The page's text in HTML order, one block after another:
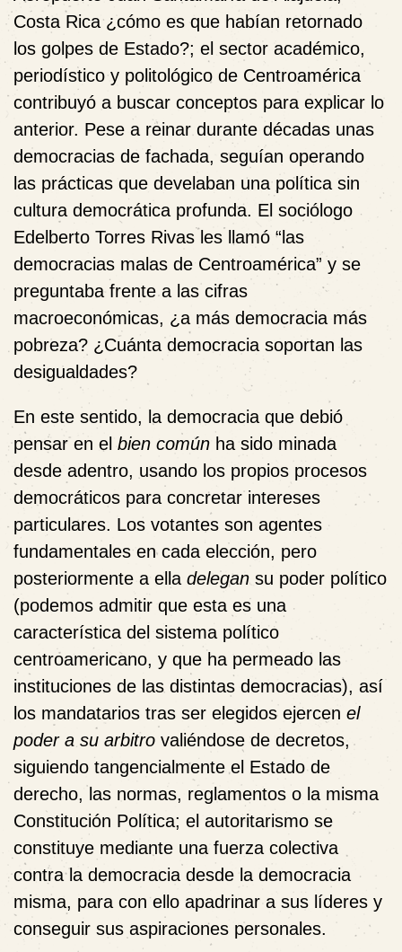
Costa Rica ¿cómo es que habían retornado
los golpes de Estado?; el sector académico,
periodístico y politológico de Centroamérica
contribuyó a buscar conceptos para explicar lo
anterior. Pese a reinar durante décadas unas
democracias de fachada, seguían operando
las prácticas que develaban una política sin
cultura democrática profunda. El sociólogo
Edelberto Torres Rivas les llamó “las
democracias malas de Centroamérica” y se
preguntaba frente a las cifras
macroeconómicas, ¿a más democracia más
pobreza? ¿Cuánta democracia soportan las
desigualdades?
En este sentido, la democracia que debió
pensar en el bien común ha sido minada
desde adentro, usando los propios procesos
democráticos para concretar intereses
particulares. Los votantes son agentes
fundamentales en cada elección, pero
posteriormente a ella delegan su poder político
(podemos admitir que esta es una
característica del sistema político
centroamericano, y que ha permeado las
instituciones de las distintas democracias), así
los mandatarios tras ser elegidos ejercen el
poder a su arbitro valiéndose de decretos,
siguiendo tangencialmente el Estado de
derecho, las normas, reglamentos o la misma
Constitución Política; el autoritarismo se
constituye mediante una fuerza colectiva
contra la democracia desde la democracia
misma, para con ello apadrinar a sus líderes y
conseguir sus aspiraciones personales.